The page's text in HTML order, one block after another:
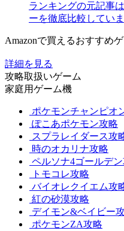
ランキングの元記事
ーを徹底比較してい
Amazonで買えるおすすめ
詳細を見る
攻略取扱いゲーム
家庭用ゲーム機
ポケモンチャンピオ
ぽこあポケモン攻略
スプラレイダース攻
時のオカリナ攻略
ペルソナ4ゴールデ
トモコレ攻略
バイオレクイエム攻
紅の砂漠攻略
デイモン&ベイビー
ポケモンZA攻略